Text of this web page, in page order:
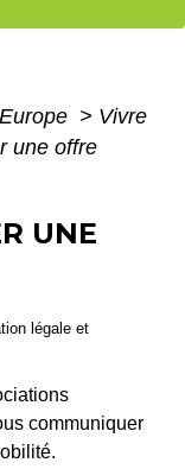
> Vivre
une offre
UNE
légale et
communiquer